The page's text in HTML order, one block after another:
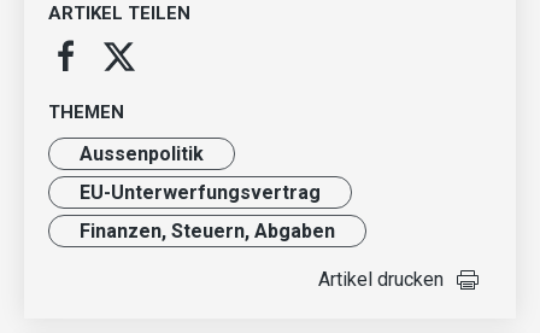
ARTIKEL TEILEN
THEMEN
Aussenpolitik
EU-Unterwerfungsvertrag
Finanzen, Steuern, Abgaben
Artikel drucken